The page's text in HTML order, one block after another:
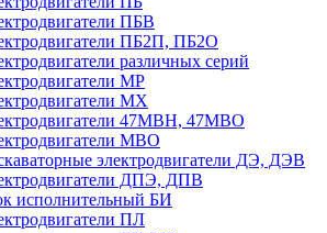
ПБВ
ПБ2П, ПБ2О
различных серий
МР
MX
47MBH, 47МВО
MBO
электродвигатели ДЭ, ДЭВ
ДПЭ, ДПВ
исполнительный БИ
ПЛ